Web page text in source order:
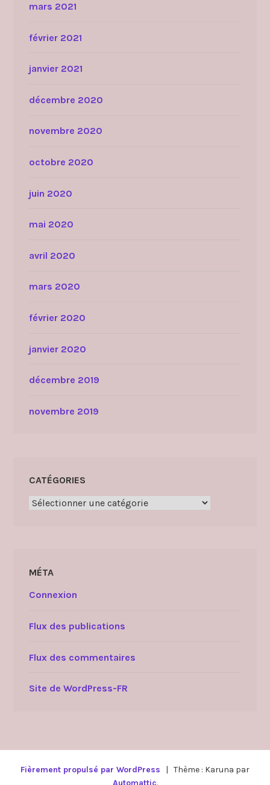
mars 2021
février 2021
janvier 2021
décembre 2020
novembre 2020
octobre 2020
juin 2020
mai 2020
avril 2020
mars 2020
février 2020
janvier 2020
décembre 2019
novembre 2019
CATÉGORIES
Catégories
MÉTA
Connexion
Flux des publications
Flux des commentaires
Site de WordPress-FR
Fièrement propulsé par WordPress | Thème : Karuna par